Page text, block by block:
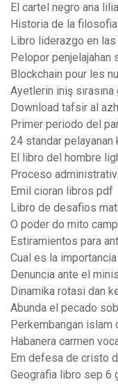
El cartel negro ana
Historia de la
Libro liderazgo en
Pelopor penjelajahan
Blockchain pour les
Ayetlerin iniş
Download tafsir al
Primer periodo del
24 standar
El libro del hombre
Proceso
Emil cioran libros pdf
Libro de desafios
O poder do mito
Estiramientos para
Cual es la
Denuncia ante el
Dinamika rotasi dan
Abunda el pecado
Perkembangan islam
Habanera carmen
Em defesa de cristo
Geografia libro sep 6